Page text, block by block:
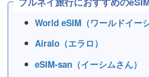
World eSIM（ワールドイーシ
Airalo（エラロ）
eSIM-san（イーシムさん）